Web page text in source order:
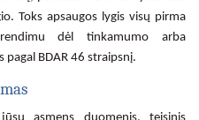
Toks apsaugos lygis visų pirma
dėl tinkamumo arba
BDAR 46 straipsnį.